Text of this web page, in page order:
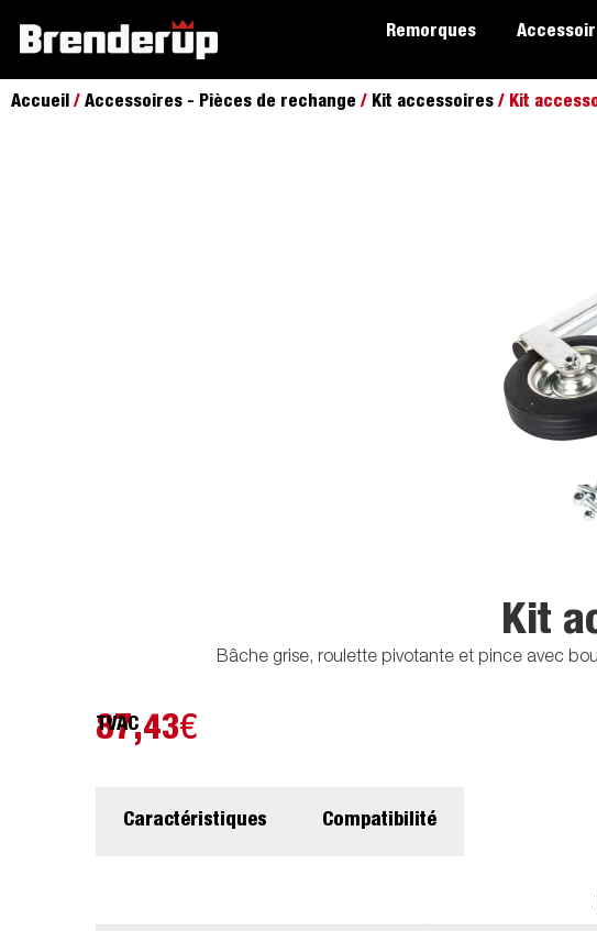
Remorques
Accueil / Accessoires - Pièces de rechange / Kit accessoires / Kit
Kit
Bâche grise, roulette pivotante et pince avec
87,43€
TVAC
Caractéristiques Compatibilité